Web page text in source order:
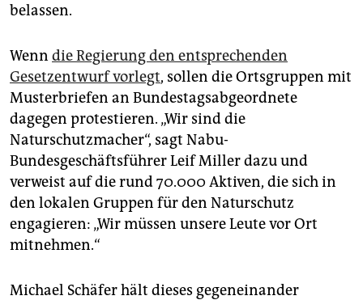
belassen.
Wenn die Regierung den entsprechenden
Gesetzentwurf vorlegt, sollen die Ortsgruppen mit
Musterbriefen an Bundestagsabgeordnete
dagegen protestieren. „Wir sind die
Naturschutzmacher“, sagt Nabu-
Bundesgeschäftsführer Leif Miller dazu und
verweist auf die rund 70.000 Aktiven, die sich in
den lokalen Gruppen für den Naturschutz
engagieren: „Wir müssen unsere Leute vor Ort
mitnehmen.“
Michael Schäfer hält dieses gegeneinander